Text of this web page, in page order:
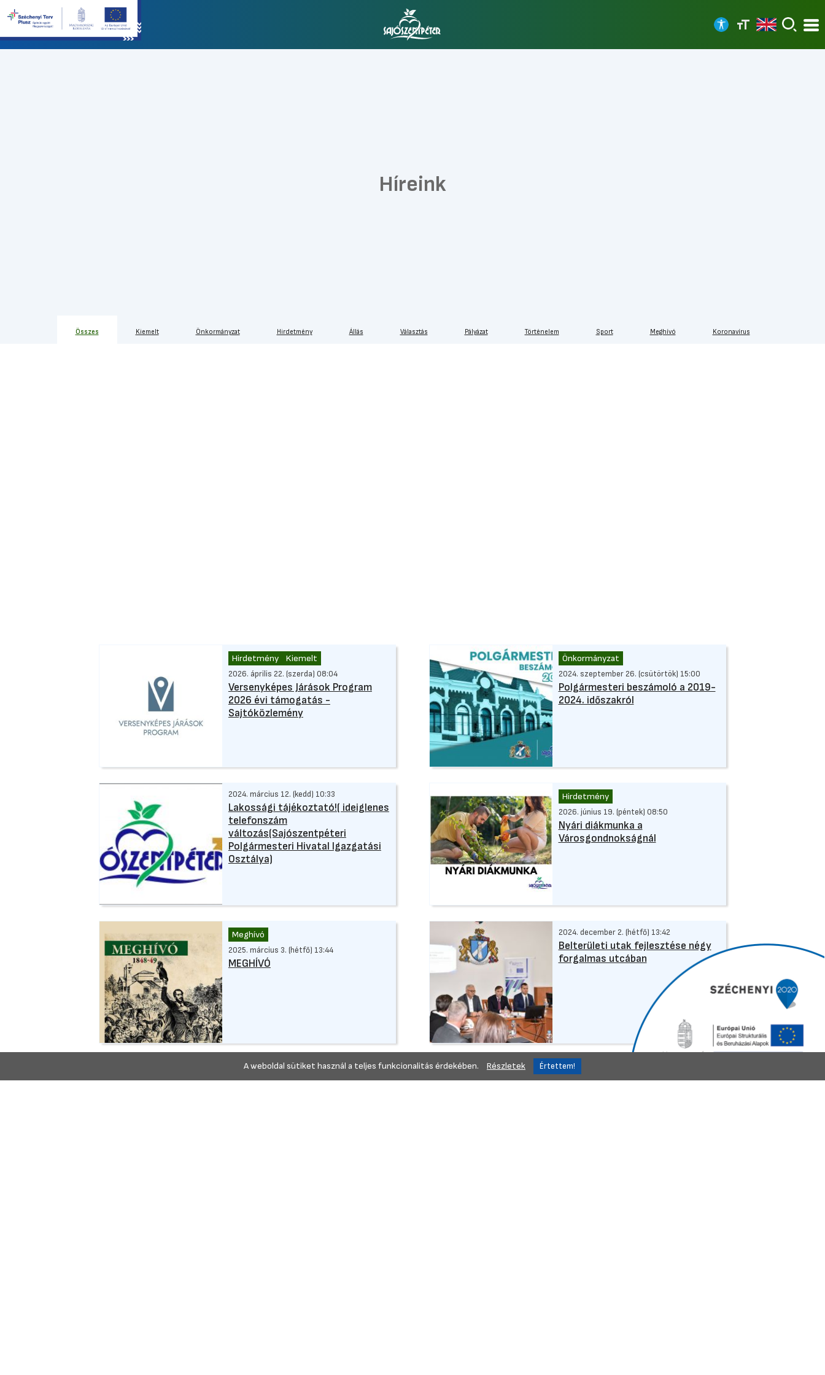
Híreink
Összes Kiemelt Önkormányzat Hirdetmény Állás Választás Pályázat Történelem Sport Meghívó Koronavírus
Hirdetmény Kiemelt
2026. április 22. (szerda) 08:04
Versenyképes Járások Program
2026 évi támogatás -
Sajtóközlemény
Önkormányzat
2024. szeptember 26. (csütörtök) 15:00
Polgármesteri beszámoló a 2019-
2024. időszakról
2024. március 12. (kedd) 10:33
Lakossági tájékoztató!( ideiglenes
telefonszám
változás(Sajószentpéteri
Polgármesteri Hivatal Igazgatási
Osztálya)
Hirdetmény
2026. június 19. (péntek) 08:50
Nyári diákmunka a
Városgondnokságnál
Meghívó
2025. március 3. (hétfő) 13:44
MEGHÍVÓ
2024. december 2. (hétfő) 13:42
Belterületi utak fejlesztése négy
forgalmas utcában
Önkormányzat
A weboldal sütiket használ a teljes funkcionalitás érdekében. Részletek